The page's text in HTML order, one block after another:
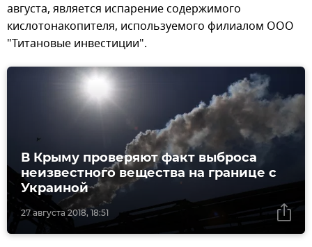
августа, является испарение содержимого
кислотонакопителя, используемого филиалом ООО
"Титановые инвестиции".
27 августа 2018, 18:51
В Крыму проверяют факт выброса
неизвестного вещества на границе с
Украиной